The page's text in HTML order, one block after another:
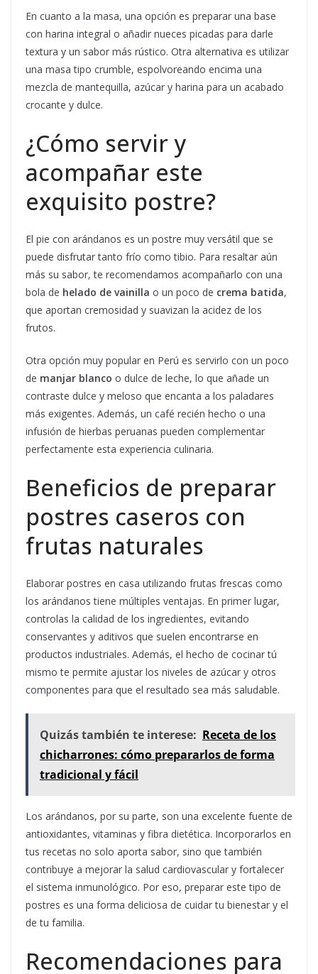
En cuanto a la masa, una opción es preparar una base
con harina integral o añadir nueces picadas para darle
textura y un sabor más rústico. Otra alternativa es utilizar
una masa tipo crumble, espolvoreando encima una
mezcla de mantequilla, azúcar y harina para un acabado
crocante y dulce.
¿Cómo servir y
acompañar este
exquisito postre?
El pie con arándanos es un postre muy versátil que se
puede disfrutar tanto frío como tibio. Para resaltar aún
más su sabor, te recomendamos acompañarlo con una
bola de helado de vainilla o un poco de crema batida,
que aportan cremosidad y suavizan la acidez de los
frutos.
Otra opción muy popular en Perú es servirlo con un poco
de manjar blanco o dulce de leche, lo que añade un
contraste dulce y meloso que encanta a los paladares
más exigentes. Además, un café recién hecho o una
infusión de hierbas peruanas pueden complementar
perfectamente esta experiencia culinaria.
Beneficios de preparar
postres caseros con
frutas naturales
Elaborar postres en casa utilizando frutas frescas como
los arándanos tiene múltiples ventajas. En primer lugar,
controlas la calidad de los ingredientes, evitando
conservantes y aditivos que suelen encontrarse en
productos industriales. Además, el hecho de cocinar tú
mismo te permite ajustar los niveles de azúcar y otros
componentes para que el resultado sea más saludable.
Quizás también te interese: Receta de los
chicharrones: cómo prepararlos de forma
tradicional y fácil
Los arándanos, por su parte, son una excelente fuente de
antioxidantes, vitaminas y fibra dietética. Incorporarlos en
tus recetas no solo aporta sabor, sino que también
contribuye a mejorar la salud cardiovascular y fortalecer
el sistema inmunológico. Por eso, preparar este tipo de
postres es una forma deliciosa de cuidar tu bienestar y el
de tu familia.
Recomendaciones para